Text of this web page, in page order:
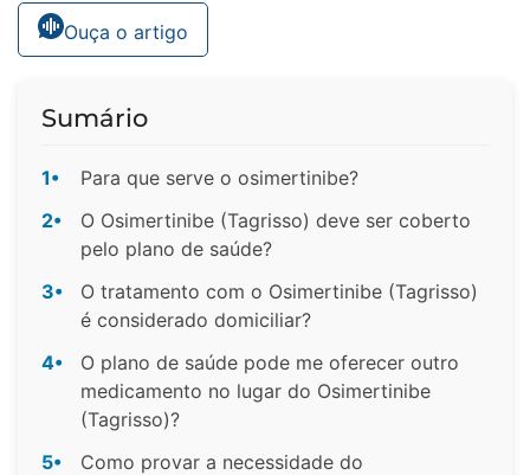
Ouça o artigo
Sumário
1•
Para que serve o osimertinibe?
2•
O Osimertinibe (Tagrisso) deve ser coberto
pelo plano de saúde?
3•
O tratamento com o Osimertinibe (Tagrisso)
é considerado domiciliar?
4•
O plano de saúde pode me oferecer outro
medicamento no lugar do Osimertinibe
(Tagrisso)?
5•
Como provar a necessidade do